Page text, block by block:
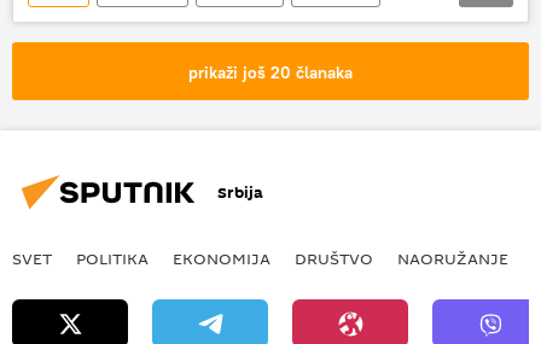
kovid 19
pandemija Vakcine
prikaži još 20 članaka
Srbija
SVET POLITIKA EKONOMIJA DRUŠTVO NAORUŽANJE